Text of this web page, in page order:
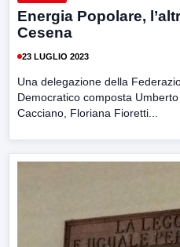
Energia Popolare,
Cesena
23 LUGLIO 2023
Una delegazione della
Democratico composta
Cacciano, Floriana Fioretti...